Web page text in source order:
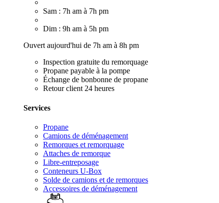
Sam : 7h am à 7h pm
Dim : 9h am à 5h pm
Ouvert aujourd'hui de 7h am à 8h pm
Inspection gratuite du remorquage
Propane payable à la pompe
Échange de bonbonne de propane
Retour client 24 heures
Services
Propane
Camions de déménagement
Remorques et remorquage
Attaches de remorque
Libre-entreposage
Conteneurs U-Box
Solde de camions et de remorques
Accessoires de déménagement